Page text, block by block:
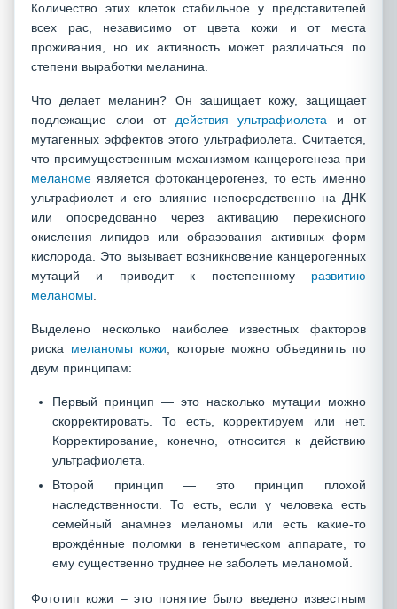
Количество этих клеток стабильное у представителей
всех рас, независимо от цвета кожи и от места
проживания, но их активность может различаться по
степени выработки меланина.
Что делает меланин? Он защищает кожу, защищает
подлежащие слои от действия ультрафиолета и от
мутагенных эффектов этого ультрафиолета. Считается,
что преимущественным механизмом канцерогенеза при
меланоме является фотоканцерогенез, то есть именно
ультрафиолет и его влияние непосредственно на ДНК
или опосредованно через активацию перекисного
окисления липидов или образования активных форм
кислорода. Это вызывает возникновение канцерогенных
мутаций и приводит к постепенному развитию
меланомы
Выделено несколько наиболее известных факторов
риска меланомы кожи , которые можно объединить по
двум принципам:
Первый принцип — это насколько мутации можно
скорректировать. То есть, корректируем или нет.
Корректирование, конечно, относится к действию
ультрафиолета.
Второй принцип — это принцип плохой
наследственности. То есть, если у человека есть
семейный анамнез меланомы или есть какие-то
врождённые поломки в генетическом аппарате, то
ему существенно труднее не заболеть меланомой.
Фототип кожи – это понятие было введено известным